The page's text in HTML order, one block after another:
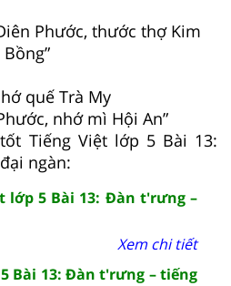
Phước, thước thợ Kim
Bồng”
quế Trà My
nhớ mì Hội An”
Tiếng Việt lớp 5 Bài 13:
ngàn:
lớp 5 Bài 13: Đàn t'rưng –
Xem chi tiết
Bài 13: Đàn t'rưng – tiếng